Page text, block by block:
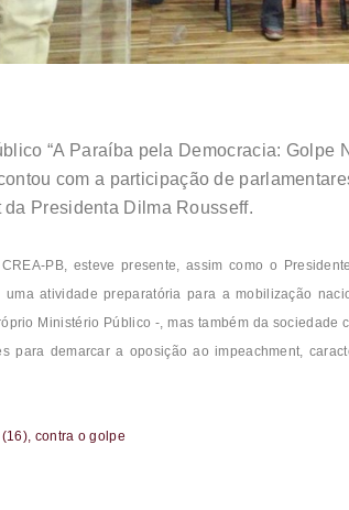
“A Paraíba pela Democracia:
com a participação de
Presidenta Dilma Rousseff.
PB, esteve presente, assim como o
atividade preparatória para a mobilização
Ministério Público -, mas também da
para demarcar a oposição ao impeachment,
contra o golpe